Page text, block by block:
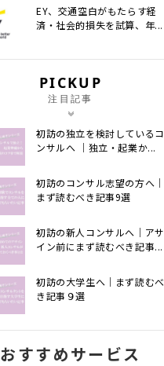
EY、交通空白がもたらす経
済・社会的損失を試算、年...
PICKUP
注目記事
初訪の独立を検討しているコ
ンサルへ ｜独立・起業か...
初訪のコンサル志望の方へ｜
まず読むべき記事9選
初訪の新人コンサルへ｜アサ
イン前にまず読むべき記事...
初訪の大学生へ｜まず読むべ
き記事９選
おすすめサービス